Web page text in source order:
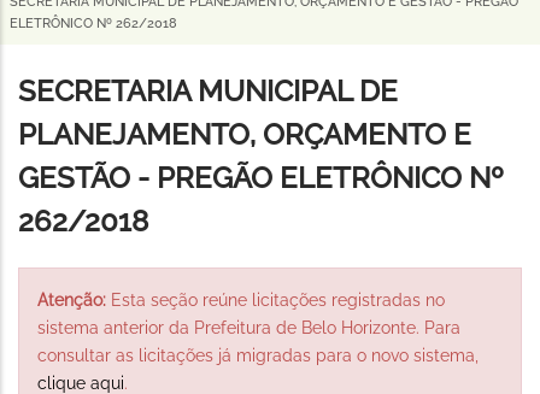
de
navegação
ELETRÔNICO Nº 262/2018
SECRETARIA MUNICIPAL DE
PLANEJAMENTO, ORÇAMENTO E
GESTÃO - PREGÃO ELETRÔNICO Nº
262/2018
Atenção: Esta seção reúne licitações registradas no
sistema anterior da Prefeitura de Belo Horizonte. Para
consultar as licitações já migradas para o novo sistema,
clique aqui.